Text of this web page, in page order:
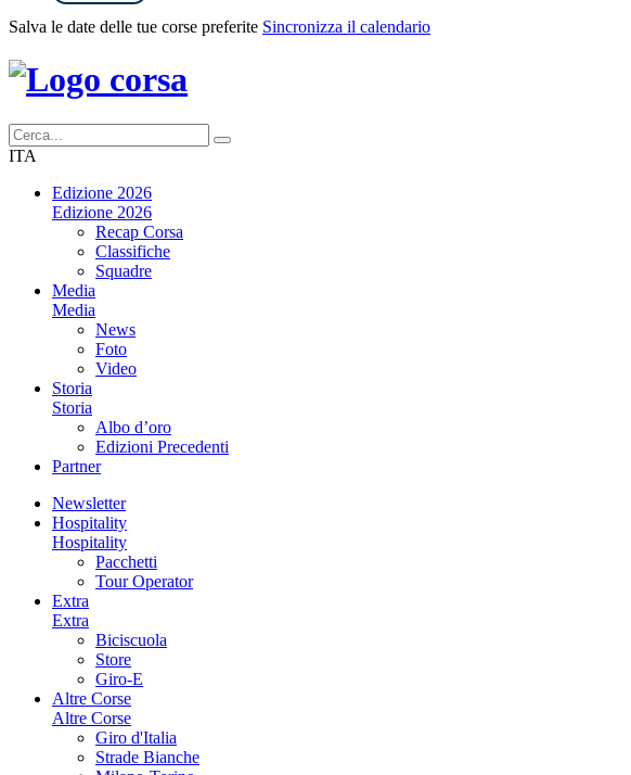
Salva le date delle tue corse preferite Sincronizza il calendario
ITA
Edizione 2026
Edizione 2026
Recap Corsa
Classifiche
Squadre
Media
Media
News
Foto
Video
Storia
Storia
Albo d’oro
Edizioni Precedenti
Partner
Newsletter
Hospitality
Hospitality
Pacchetti
Tour Operator
Extra
Extra
Biciscuola
Store
Giro-E
Altre Corse
Altre Corse
Giro d'Italia
Strade Bianche